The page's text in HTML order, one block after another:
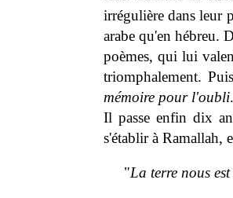
irrégulière dans leur
arabe qu'en hébreu.
poèmes, qui lui
triomphalement.
mémoire pour l'oubli
Il passe enfin dix
s'établir à Ramallah,
"La terre nous